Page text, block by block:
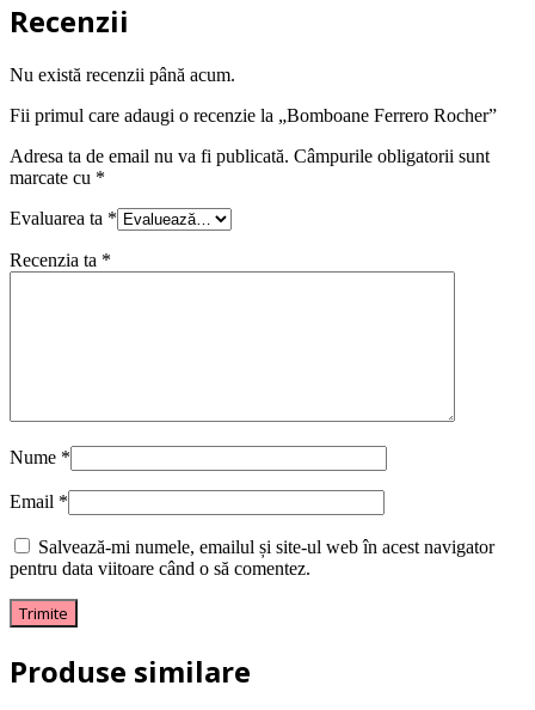
Recenzii
Nu există recenzii până acum.
Fii primul care adaugi o recenzie la „Bomboane Ferrero Rocher”
Adresa ta de email nu va fi publicată. Câmpurile obligatorii sunt
marcate cu *
Evaluarea ta *
Recenzia ta *
Nume *
Email *
Salvează-mi numele, emailul și site-ul web în acest navigator
pentru data viitoare când o să comentez.
Produse similare